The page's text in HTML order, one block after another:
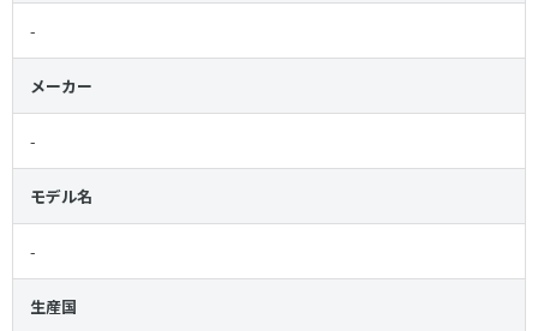
-
メーカー
-
モデル名
-
生産国